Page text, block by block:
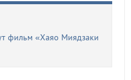
фильм «Хаяо Миядзаки